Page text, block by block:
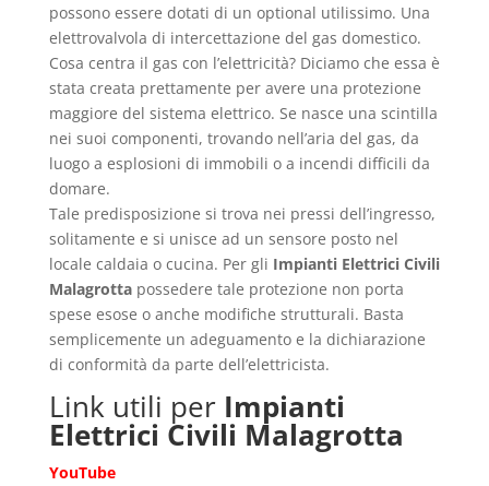
possono essere dotati di un optional utilissimo. Una
elettrovalvola di intercettazione del gas domestico.
Cosa centra il gas con l’elettricità? Diciamo che essa è
stata creata prettamente per avere una protezione
maggiore del sistema elettrico. Se nasce una scintilla
nei suoi componenti, trovando nell’aria del gas, da
luogo a esplosioni di immobili o a incendi difficili da
domare.
Tale predisposizione si trova nei pressi dell’ingresso,
solitamente e si unisce ad un sensore posto nel
locale caldaia o cucina. Per gli Impianti Elettrici Civili
Malagrottapossedere tale protezione non porta
spese esose o anche modifiche strutturali. Basta
semplicemente un adeguamento e la dichiarazione
di conformità da parte dell’elettricista.
Link utili per Impianti
Elettrici Civili Malagrotta
YouTube